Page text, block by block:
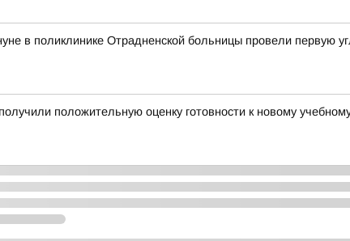
в поликлинике Отрадненской больницы провели первую
положительную оценку готовности к новому